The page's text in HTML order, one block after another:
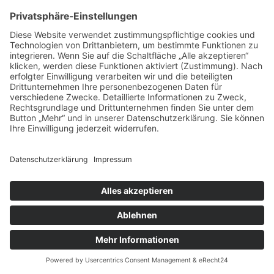
Impressum|Datenschutz|Downloads| AGB
2026 Satztechnik Meißen GmbH